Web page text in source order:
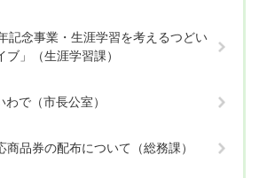
記念事業・生涯学習を考えるつどい
ブ」（生涯学習課）
で（市長公室）
品券の配布について（総務課）